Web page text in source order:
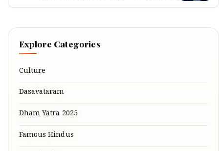
Explore Categories
Culture
Dasavataram
Dham Yatra 2025
Famous Hindus